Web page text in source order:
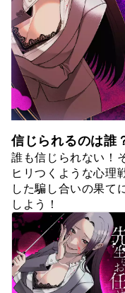
信じられるのは誰
誰も信じられない！
ヒリつくような心理
した騙し合いの果て
しよう！